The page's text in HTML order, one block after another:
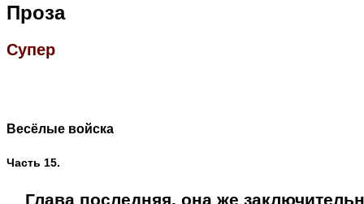
Проза
Супер
Весёлые войска
Часть 15.
Глава последняя, она же